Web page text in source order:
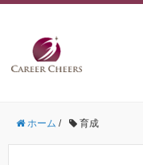
ホーム / 育成